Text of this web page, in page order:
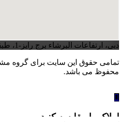
دبی، ارتفاعات البرشاء برج رایز-1، طبقه 8، املاک دبی realstate
محفوظ می باشد.
املاک را مقایسه کنید